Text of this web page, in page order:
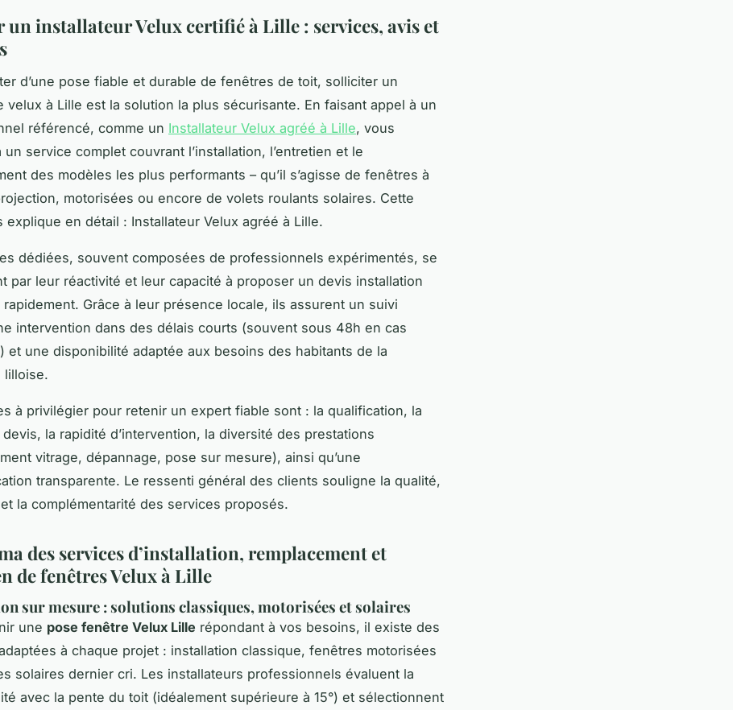
un installateur Velux certifié à Lille : services, avis et
d’une pose fiable et durable de fenêtres de toit, solliciter un
velux à Lille est la solution la plus sécurisante. En faisant appel à un
référencé, comme un Installateur Velux agréé à Lille, vous
un service complet couvrant l’installation, l’entretien et le
des modèles les plus performants – qu’il s’agisse de fenêtres à
motorisées ou encore de volets roulants solaires. Cette
explique en détail : Installateur Velux agréé à Lille.
dédiées, souvent composées de professionnels expérimentés, se
par leur réactivité et leur capacité à proposer un devis installation
Grâce à leur présence locale, ils assurent un suivi
intervention dans des délais courts (souvent sous 48h en cas
et une disponibilité adaptée aux besoins des habitants de la
lilloise.
à privilégier pour retenir un expert fiable sont : la qualification, la
la rapidité d’intervention, la diversité des prestations
vitrage, dépannage, pose sur mesure), ainsi qu’une
transparente. Le ressenti général des clients souligne la qualité,
la complémentarité des services proposés.
des services d’installation, remplacement et
de fenêtres Velux à Lille
sur mesure : solutions classiques, motorisées et solaires
une pose fenêtre Velux Lille répondant à vos besoins, il existe des
à chaque projet : installation classique, fenêtres motorisées
solaires dernier cri. Les installateurs professionnels évaluent la
avec la pente du toit (idéalement supérieure à 15°) et sélectionnent